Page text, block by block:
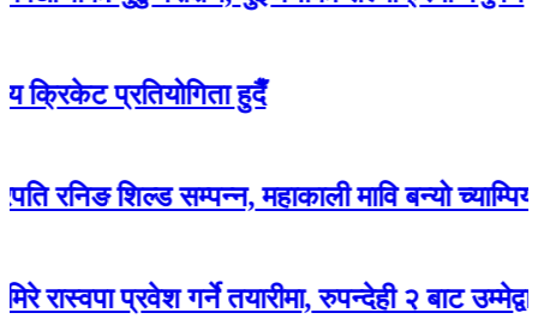
प्रतियोगिता हुदैँ
शिल्ड सम्पन्न, महाकाली मावि बन्यो च्याम्पियन
प्रवेश गर्ने तयारीमा, रुपन्देही २ बाट उम्मेद्वार हुने